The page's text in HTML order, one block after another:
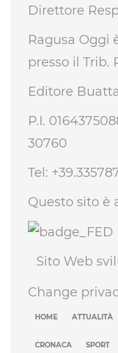
Direttore
Ragusa Oggi
presso il Trib.
Editore
P.I.
30760
Tel:
Questo sito è
Sito Web
Change
HOME ATTUALITÀ
CRONACA SPORT